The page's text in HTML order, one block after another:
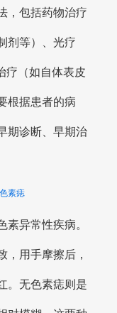
，包括药物治疗
剂等）、光疗
疗（如自体表皮
根据患者的病
期诊断、早期治
素痣
素异常性疾病。
，用手摩擦后，
。无色素痣则是